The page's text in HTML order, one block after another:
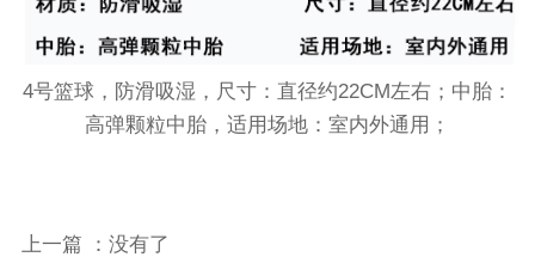
4号篮球，防滑吸湿，尺寸：直径约22CM左右；中胎：
高弹颗粒中胎，适用场地：室内外通用；
上一篇 ：没有了